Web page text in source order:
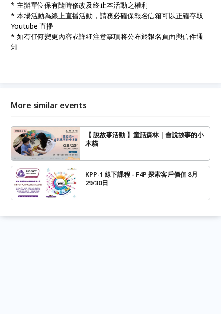
* 主辦單位保有隨時修改及終止本活動之權利
* 本場活動為線上直播活動，請務必確保報名信箱可以正確存取
Youtube 直播
* 如有任何變更內容或詳細注意事項將公布於報名頁面與信件通
知
More similar events
【 說故事活動 】童話森林｜會說故事的小
木貓
KPP-1 線下課程 - F4P 探索客戶價值 8月
29/30日